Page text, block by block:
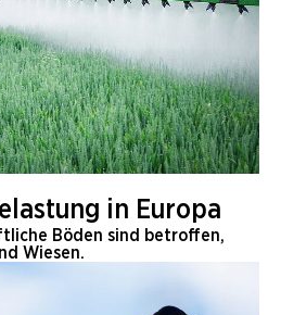
in Europa
Böden sind betroffen,
Wiesen.